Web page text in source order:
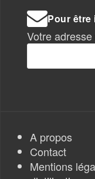
Pour être
Votre adresse
A propos
Contact
Mentions